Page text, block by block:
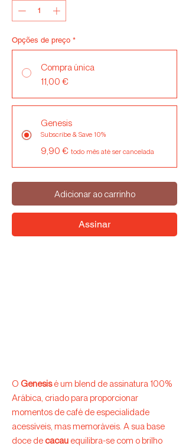
Opções de preço *
Compra única
11,00 €
Genesis
Subscribe & Save 10%
9,90 € todo mês até ser cancelada
Adicionar ao carrinho
Assinar
O Genesisé um blend de assinatura 100%
Arábica, criado para proporcionar
momentos de café de especialidade
acessíveis, mas memoráveis. A sua base
doce de cacau equilibra-se com o brilho